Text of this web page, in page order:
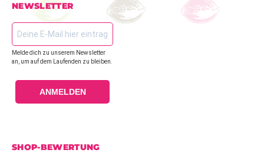
NEWSLETTER
Melde dich zu unserem Newsletter
an, um auf dem Laufenden zu bleiben.
ANMELDEN
SHOP-BEWERTUNG